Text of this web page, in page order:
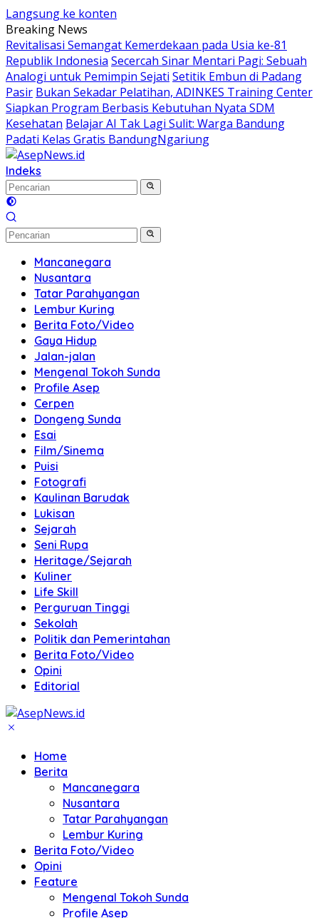
Langsung ke konten
Breaking News
Revitalisasi Semangat Kemerdekaan pada Usia ke-81
Republik Indonesia Secercah Sinar Mentari Pagi: Sebuah
Analogi untuk Pemimpin Sejati Setitik Embun di Padang
Pasir Bukan Sekadar Pelatihan, ADINKES Training Center
Siapkan Program Berbasis Kebutuhan Nyata SDM
Kesehatan Belajar AI Tak Lagi Sulit: Warga Bandung
Padati Kelas Gratis BandungNgariung
Indeks
Mancanegara
Nusantara
Tatar Parahyangan
Lembur Kuring
Berita Foto/Video
Gaya Hidup
Jalan-jalan
Mengenal Tokoh Sunda
Profile Asep
Cerpen
Dongeng Sunda
Esai
Film/Sinema
Puisi
Fotografi
Kaulinan Barudak
Lukisan
Sejarah
Seni Rupa
Heritage/Sejarah
Kuliner
Life Skill
Perguruan Tinggi
Sekolah
Politik dan Pemerintahan
Berita Foto/Video
Opini
Editorial
Home
Berita
Mancanegara
Nusantara
Tatar Parahyangan
Lembur Kuring
Berita Foto/Video
Opini
Feature
Mengenal Tokoh Sunda
Profile Asep